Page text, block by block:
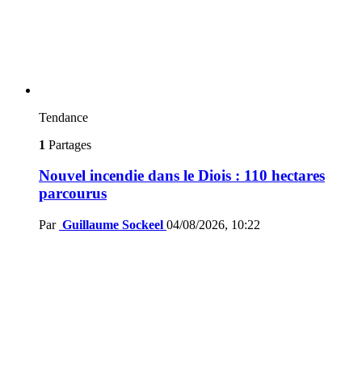
Tendance
1 Partages
Nouvel incendie dans le Diois : 110 hectares
parcourus
Par Guillaume Sockeel 04/08/2026, 10:22